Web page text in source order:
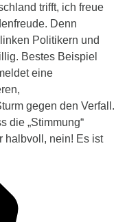
trifft, ich freue
Denn
Politikern und
Bestes Beispiel
eine
gegen den Verfall.
die „Stimmung“
halbvoll, nein! Es ist